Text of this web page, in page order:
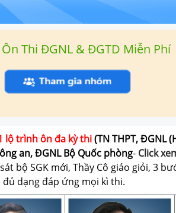
Thi ĐGNL & ĐGTD Miễn Phí
lộ trình ôn đa kỳ thi(TN THPT, ĐGNL
an, ĐGNL Bộ Quốc phòng- Click
bộ SGK mới, Thầy Cô giáo giỏi, 3
đủ dạng đáp ứng mọi kì thi.